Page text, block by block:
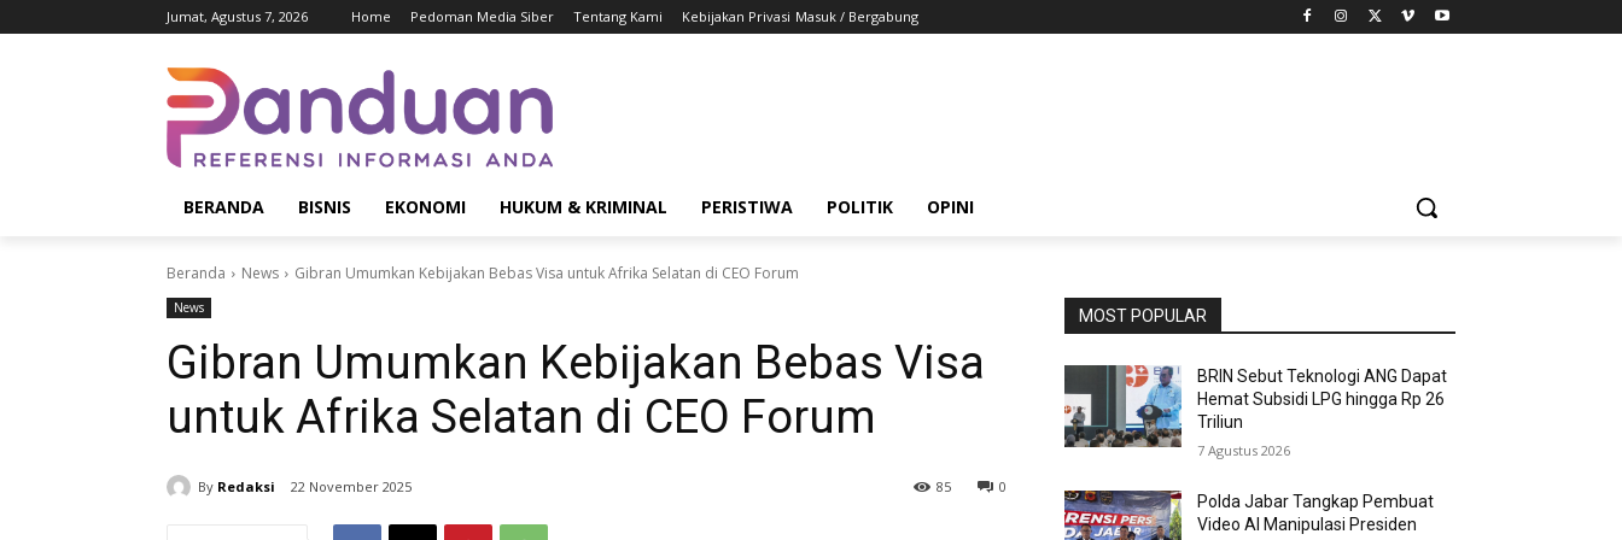
Jumat, Agustus 7, 2026 Home Pedoman Media Siber Tentang Kami Kebijakan Privasi Masuk / Bergabung
BERANDA BISNIS EKONOMI HUKUM & KRIMINAL PERISTIWA POLITIK OPINI
Beranda News Gibran Umumkan Kebijakan Bebas Visa untuk Afrika Selatan di CEO Forum
News
Gibran Umumkan Kebijakan Bebas Visa
untuk Afrika Selatan di CEO Forum
By Redaksi 22 November 2025 0
85
MOST POPULAR
BRIN Sebut Teknologi ANG Dapat
Hemat Subsidi LPG hingga Rp 26
Triliun
7 Agustus 2026
Polda Jabar Tangkap Pembuat
Video AI Manipulasi Presiden